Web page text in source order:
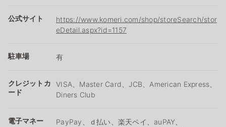
公式サイト
https://www.komeri.com/shop/storeSearch/stor
eDetail.aspx?id=1157
駐車場 有
クレジットカ
ード
VISA、Master Card、JCB、American Express、
Diners Club
電子マネー
PayPay、ｄ払い、楽天ペイ、auPAY、